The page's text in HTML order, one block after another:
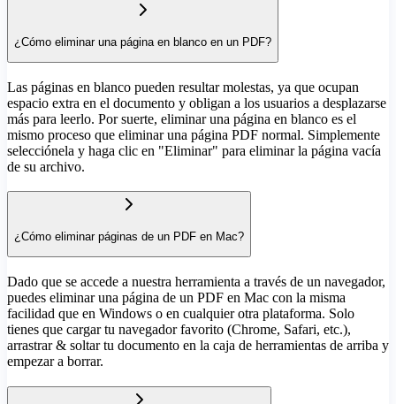
¿Cómo eliminar una página en blanco en un PDF?
Las páginas en blanco pueden resultar molestas, ya que ocupan
espacio extra en el documento y obligan a los usuarios a desplazarse
más para leerlo. Por suerte, eliminar una página en blanco es el
mismo proceso que eliminar una página PDF normal. Simplemente
selecciónela y haga clic en "Eliminar" para eliminar la página vacía
de su archivo.
¿Cómo eliminar páginas de un PDF en Mac?
Dado que se accede a nuestra herramienta a través de un navegador,
puedes eliminar una página de un PDF en Mac con la misma
facilidad que en Windows o en cualquier otra plataforma. Solo
tienes que cargar tu navegador favorito (Chrome, Safari, etc.),
arrastrar & soltar tu documento en la caja de herramientas de arriba y
empezar a borrar.